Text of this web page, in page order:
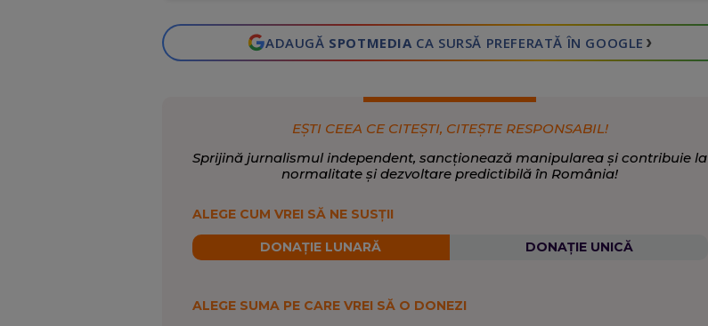
ADAUGĂ SPOTMEDIA CA SURSĂ PREFERATĂ ÎN GOOGLE ›
EȘTI CEEA CE CITEȘTI, CITEȘTE RESPONSABIL!
Sprijină jurnalismul independent, sancționează manipularea și contribuie la
normalitate și dezvoltare predictibilă în România!
ALEGE CUM VREI SĂ NE SUSȚII
DONAȚIE LUNARĂ DONAȚIE UNICĂ
ALEGE SUMA PE CARE VREI SĂ O DONEZI